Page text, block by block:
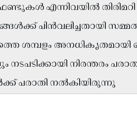
എന്നിവയിൽ
പിൻവലിച്ചതായി
ശമ്പളം അനധികൃതമായി
നിരന്തരം
പരാതി നൽകിയിരുന്നു